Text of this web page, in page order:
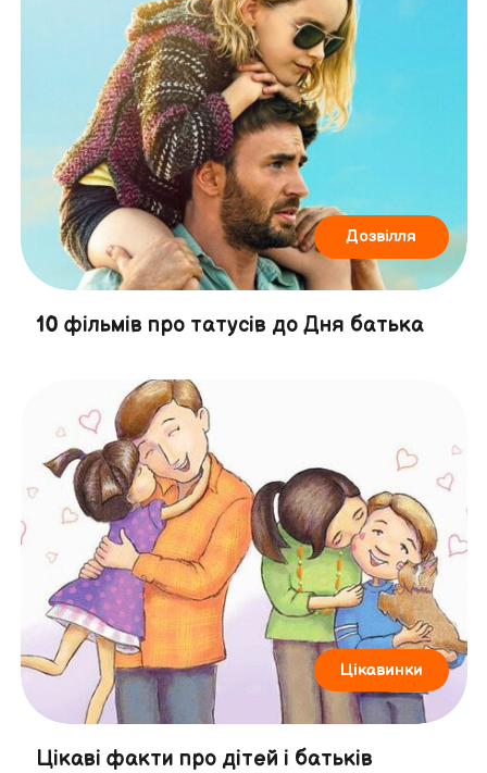
Дозвілля
10 фільмів про татусів до Дня батька
Цікавинки
Цікаві факти про дітей і батьків